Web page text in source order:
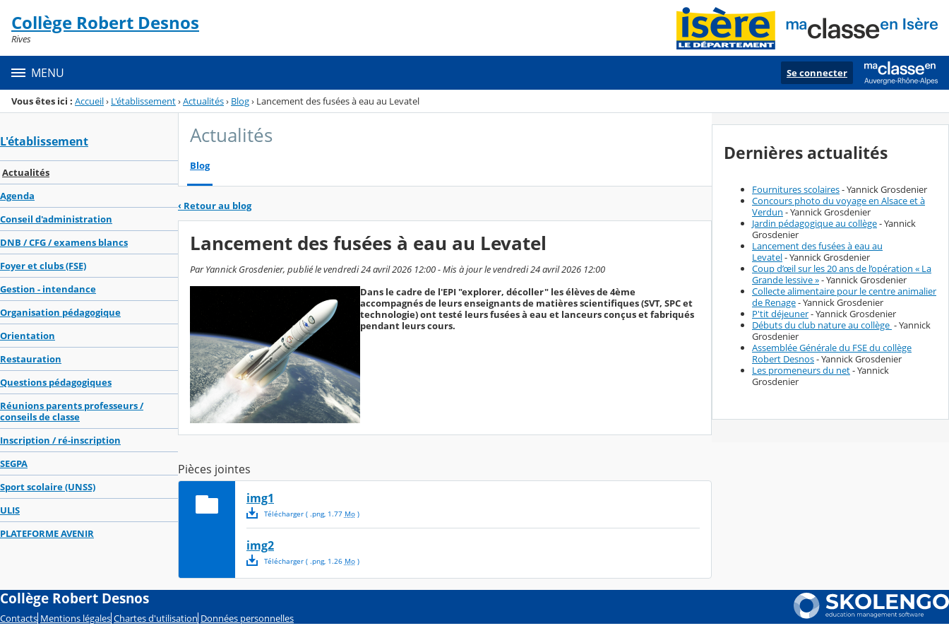
Menu de la rubrique
Contenu
Collège Robert Desnos
Rives
MENU Se connecter
Vous êtes ici : Accueil› L'établissement›Actualités› Blog› Lancement des fusées à eau au Levatel
L'établissement
Actualités
Agenda
Conseil d'administration
DNB / CFG / examens blancs
Foyer et clubs (FSE)
Gestion - intendance
Organisation pédagogique
Orientation
Restauration
Questions pédagogiques
Réunions parents professeurs /
conseils de classe
Inscription / ré-inscription
SEGPA
Sport scolaire (UNSS)
ULIS
PLATEFORME AVENIR
Actualités
Blog
‹ Retour au blog
Lancement des fusées à eau au Levatel
Par Yannick Grosdenier, publié le vendredi 24 avril 2026 12:00 - Mis à jour le vendredi 24 avril 2026 12:00
Dans le cadre de l'EPI "explorer, décoller" les élèves de 4ème
accompagnés de leurs enseignants de matières scientifiques (SVT, SPC et
technologie) ont testé leurs fusées à eau et lanceurs conçus et fabriqués
pendant leurs cours.
Pièces jointes
img1
Télécharger( .png, 1.77 Mo)
img2
Télécharger( .png, 1.26 Mo)
Dernières actualités
Fournitures scolaires- Yannick Grosdenier
Concours photo du voyage en Alsace et à
Verdun - Yannick Grosdenier
Jardin pédagogique au collège- Yannick
Grosdenier
Lancement des fusées à eau au
Levatel- Yannick Grosdenier
Coup d’œil sur les 20 ans de l’opération « La
Grande lessive »- Yannick Grosdenier
Collecte alimentaire pour le centre animalier
de Renage- Yannick Grosdenier
P'tit déjeuner- Yannick Grosdenier
Débuts du club nature au collège - Yannick
Grosdenier
Assemblée Générale du FSE du collège
Robert Desnos- Yannick Grosdenier
Les promeneurs du net- Yannick
Grosdenier
Collège Robert Desnos
Contacts Mentions légales Chartes d'utilisation Données personnelles